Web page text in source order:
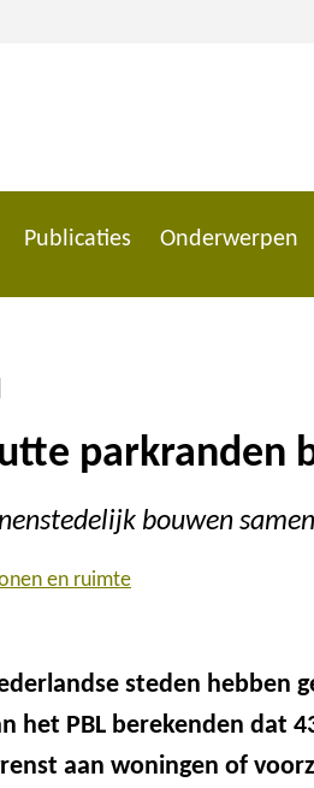
Publicaties Onderwerpen
parkranden
bouwen
en ruimte
steden hebben
het PBL berekenden dat
aan woningen of